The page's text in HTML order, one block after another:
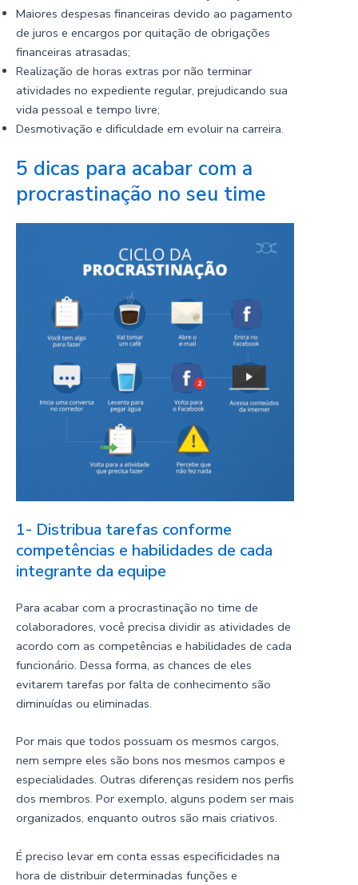
Maiores despesas financeiras devido ao pagamento
de juros e encargos por quitação de obrigações
financeiras atrasadas;
Realização de horas extras por não terminar
atividades no expediente regular, prejudicando sua
vida pessoal e tempo livre;
Desmotivação e dificuldade em evoluir na carreira.
5 dicas para acabar com a
procrastinação no seu time
1- Distribua tarefas conforme
competências e habilidades de cada
integrante da equipe
Para acabar com a procrastinação no time de
colaboradores, você precisa dividir as atividades de
acordo com as competências e habilidades de cada
funcionário. Dessa forma, as chances de eles
evitarem tarefas por falta de conhecimento são
diminuídas ou eliminadas.
Por mais que todos possuam os mesmos cargos,
nem sempre eles são bons nos mesmos campos e
especialidades. Outras diferenças residem nos perfis
dos membros. Por exemplo, alguns podem ser mais
organizados, enquanto outros são mais criativos.
É preciso levar em conta essas especificidades na
hora de distribuir determinadas funções e